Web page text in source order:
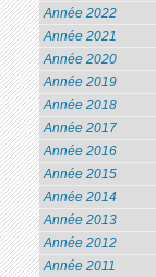
Année 2022
Année 2021
Année 2020
Année 2019
Année 2018
Année 2017
Année 2016
Année 2015
Année 2014
Année 2013
Année 2012
Année 2011